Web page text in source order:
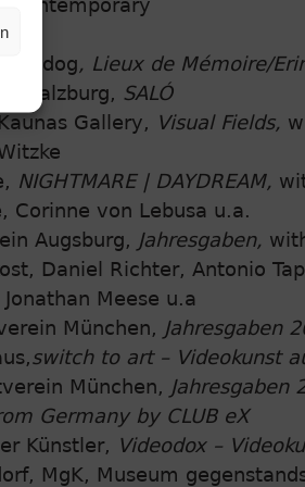
Contemporary
dog, Lieux de Mémoire/
Salzburg, SALÓ
Gallery, Visual Fields,
NIGHTMARE | DAYDREAM,
Corinne von Lebusa u.a.
Augsburg, Jahresgaben,
Daniel Richter, Antonio
Meese u.a
München, Jahresgaben
switch to art – Videokunst
München, Jahresgaben
Germany by CLUB eX
Künstler, Videodox –
MgK, Museum